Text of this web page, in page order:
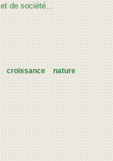
croissance
nature